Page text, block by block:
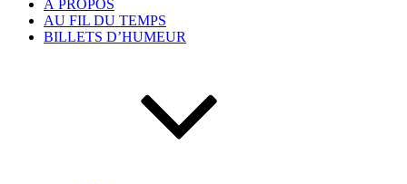
À PROPOS
AU FIL DU TEMPS
BILLETS D’HUMEUR